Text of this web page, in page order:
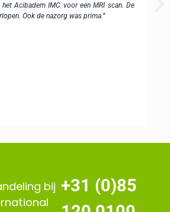
Acibadem IMC voor een MRI scan. De
Ook de nazorg was prima.”
bij +31 (0)85